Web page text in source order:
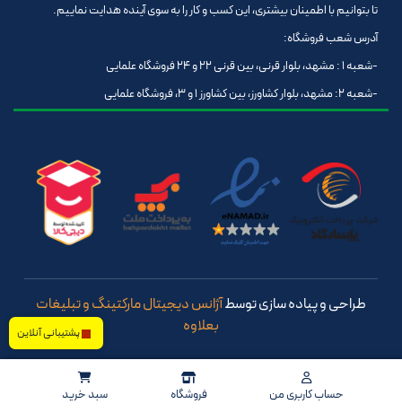
تا بتوانیم با اطمینان بیشتری، این کسب و کار را به سوی آینده هدایت نماییم.
آدرس شعب فروشگاه:
-شعبه 1 : مشهد، بلوار قرنی، بین قرنی 22 و 24 فروشگاه علمایی
-شعبه 2: مشهد، بلوار کشاورز، بین کشاورز 1 و 3، فروشگاه علمایی
طراحی و پیاده سازی توسطآژانس دیجیتال مارکتینگ و تبلیغات
بعلاوه
حساب کاربری من فروشگاه سبد خرید
پشتیبانی آنلاین